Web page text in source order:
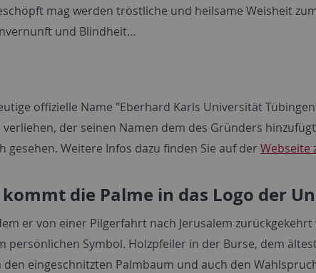
mag werden tröstliche und heilsame Weisheit
und Blindheit…
offizielle Name "Eberhard Karls Universität
verliehen, der seinen Namen dem des Gründers
gesehen. Weitere Infos dazu finden Sie auf der Webseite
kommt die Palme in das Logo der
er von einer Pilgerfahrt nach Jerusalem
persönlichen Symbol. Holzpfeiler in der Burse, dem
den eingeschnitzten Palmbaum und auch den